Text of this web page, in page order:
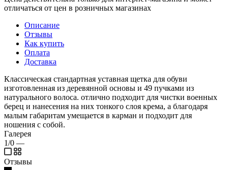
отличаться от цен в розничных магазинах
Описание
Отзывы
Как купить
Оплата
Доставка
Классическая стандартная уставная щетка для обуви
изготовленная из деревянной основы и 49 пучками из
натурального волоса. отлично подходит для чистки военных
берец и нанесения на них тонкого слоя крема, а благодаря
малым габаритам умещается в карман и подходит для
ношения с собой.
Галерея
1/0 —
Отзывы